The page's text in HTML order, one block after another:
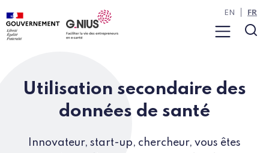
Panneau de gestion des cookies
Aller au contenu
Aller à la navigation
Menu
EN FR
Utilisation secondaire des
données de santé
Innovateur, start-up, chercheur, vous êtes